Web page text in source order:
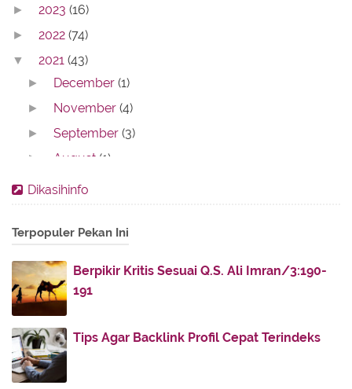
► 2023 (16)
► 2022 (74)
▼ 2021 (43)
► December(1)
► November(4)
► September(3)
► August (1)
▼ July(2)
Tips Menghemat Uang untuk Masa Depan, Salah
► June(4)
► May
► April(7)
► March
► February
Dikasihinfo
Terpopuler Pekan Ini
Berpikir Kritis Sesuai Q.S. Ali Imran/3:190-
191
Tips Agar Backlink Profil Cepat Terindeks